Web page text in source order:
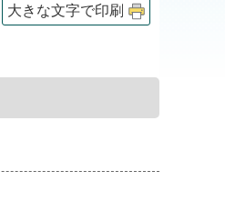
大きな文字で印刷